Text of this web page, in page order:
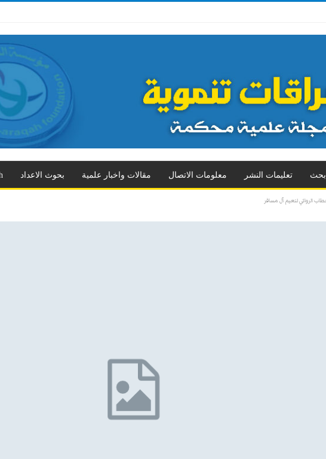
تعليمات النشر معلومات الاتصال مقالات واخبار علمية بحوث الاعداد
الروائي لنعيم آل مسافر